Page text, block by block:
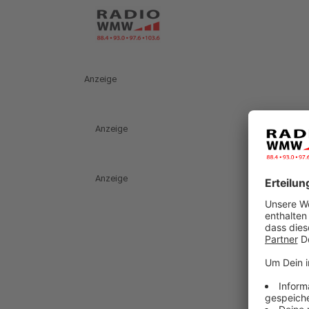
Anzeige
Anzeige
Anzeige